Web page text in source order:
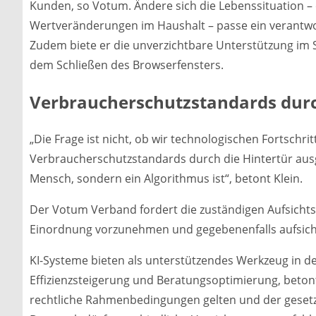
Kunden, so Votum. Ändere sich die Lebenssituation
Wertveränderungen im Haushalt – passe ein
Zudem biete er die unverzichtbare Unterstützung im
dem Schließen des Browserfensters.
Verbraucherschutzstandards
„Die Frage ist nicht, ob wir technologischen
Verbraucherschutzstandards durch die Hintertür
Mensch, sondern ein Algorithmus ist“, betont Klein.
Der Votum Verband fordert die zuständigen
Einordnung vorzunehmen und gegebenenfalls
KI-Systeme bieten als unterstützendes Werkzeug in
Effizienzsteigerung und Beratungsoptimierung,
rechtliche Rahmenbedingungen gelten und der